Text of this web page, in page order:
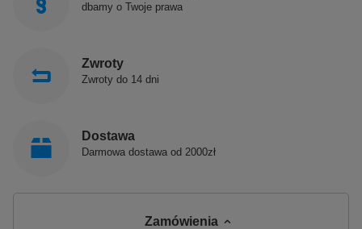
dbamy o Twoje prawa
Zwroty
Zwroty do 14 dni
Dostawa
Darmowa dostawa od 2000zł
Zamówienia